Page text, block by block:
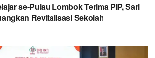
se-Pulau Lombok Terima PIP, Sari
Revitalisasi Sekolah